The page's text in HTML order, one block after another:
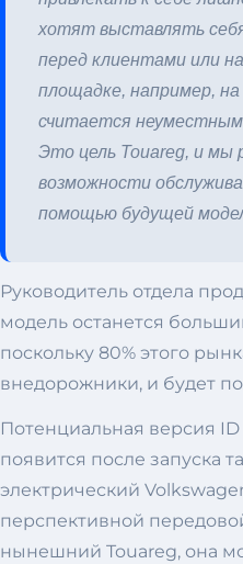
хотят выставлять
перед клиентами или
площадке, например, на
считается
Это цель Touareg, и мы
возможности
помощью будущей
Руководитель отдела
модель останется
поскольку 80% этого
внедорожники, и будет
Потенциальная версия ID
появится после запуска
электрический
перспективной
нынешний Touareg, она